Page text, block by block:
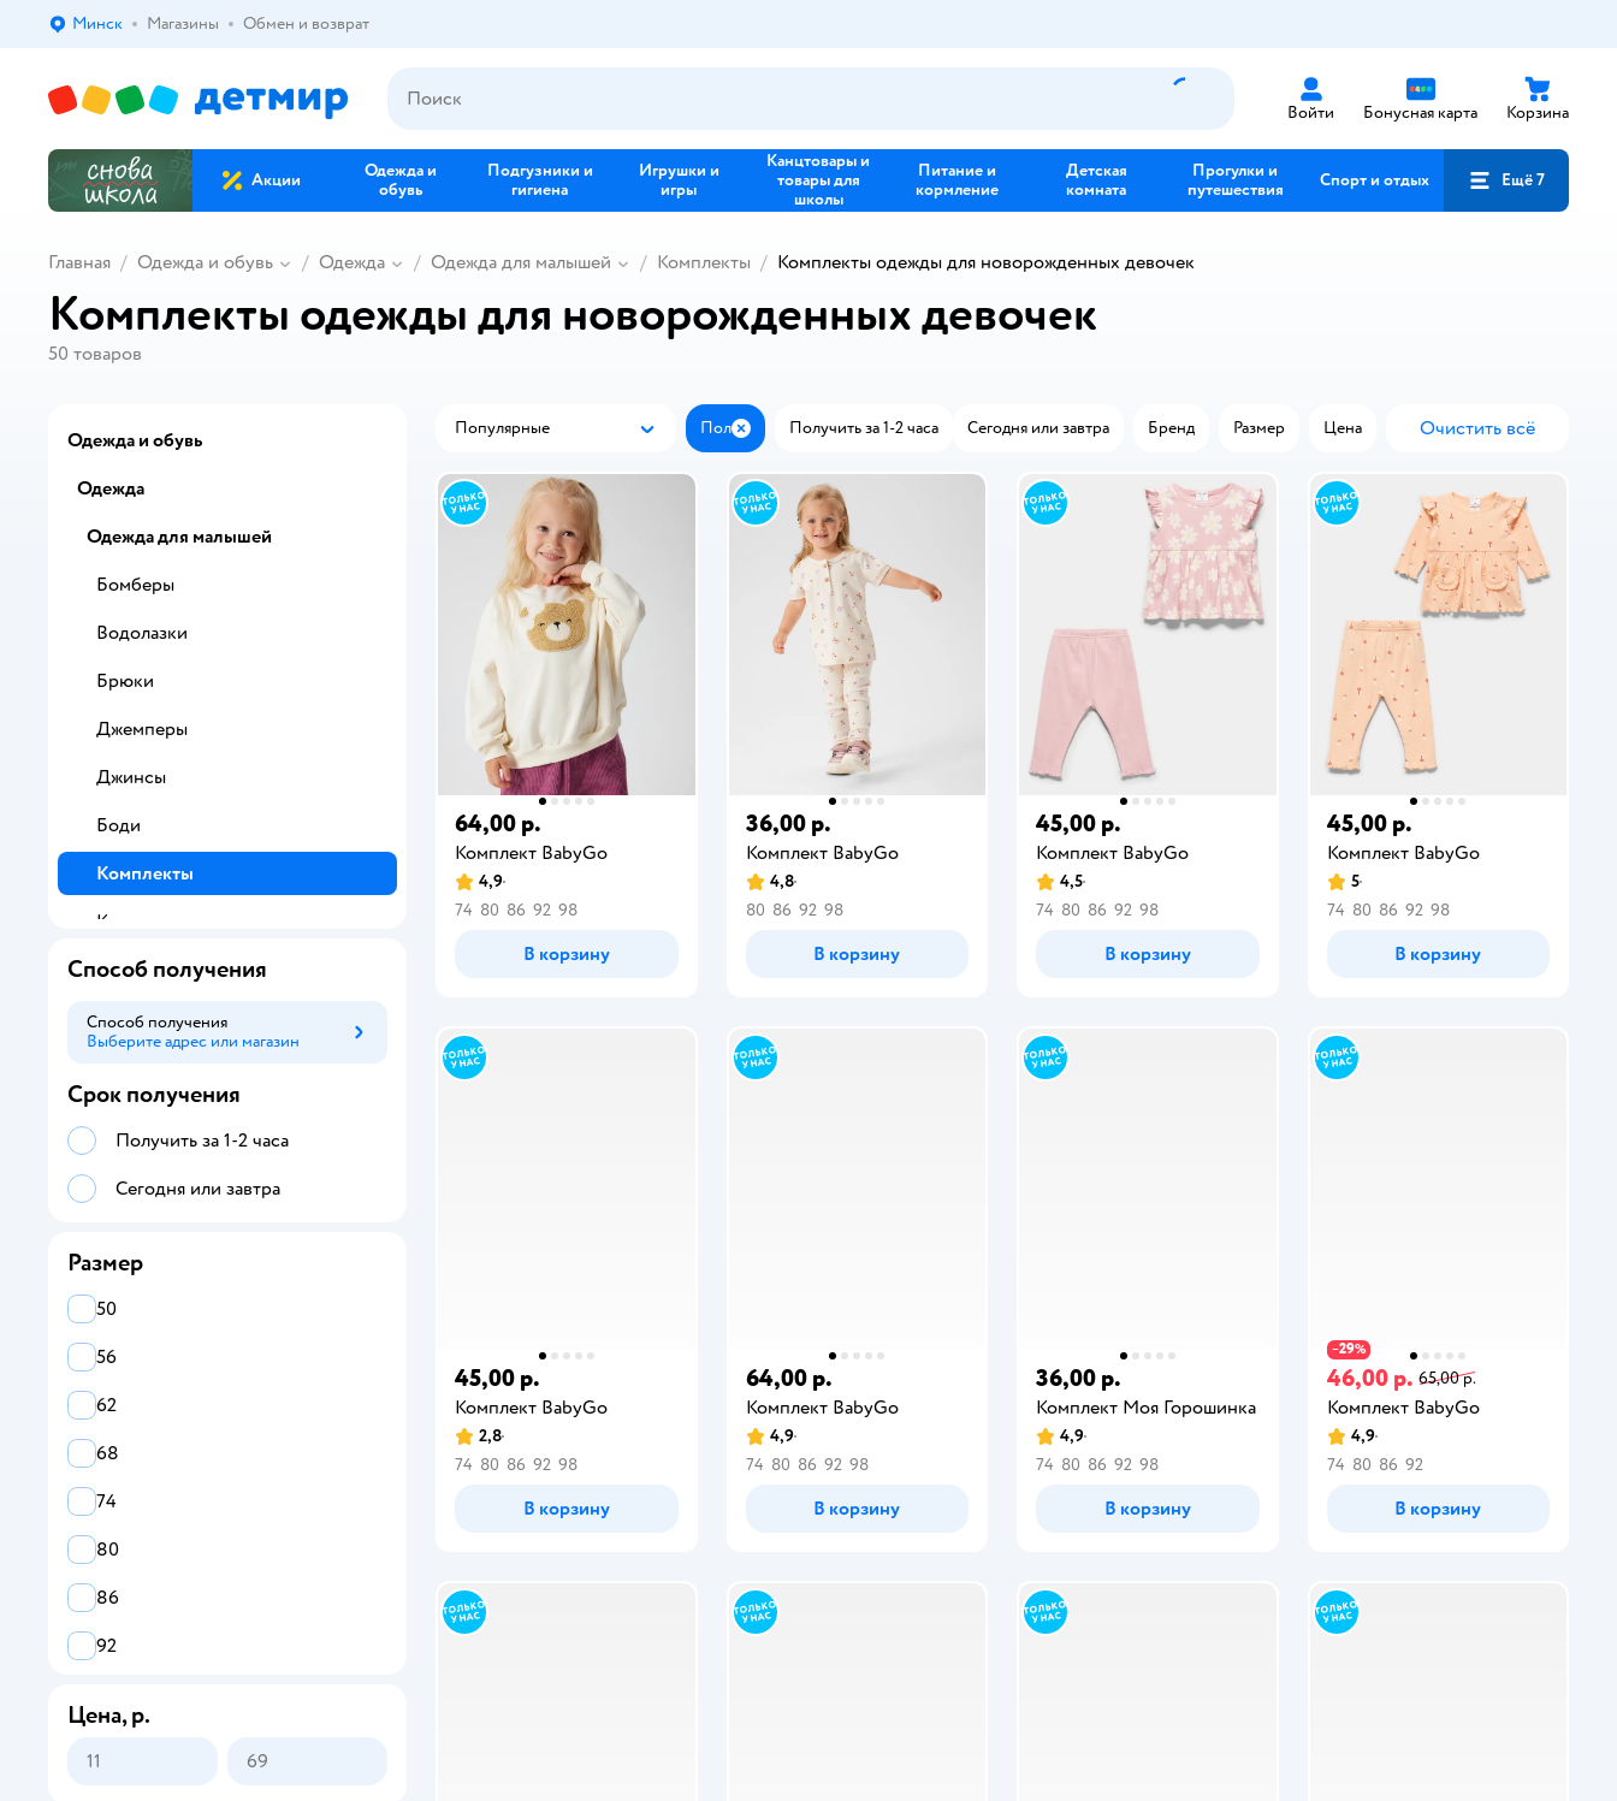
Выбор адреса доставки.
Минск Магазины Обмен и возврат
Войти Бонусная карта Корзина
Акции
Одежда и
обувь
Подгузники и
гигиена
Игрушки и
игры
Канцтовары и
товары для
школы
Питание и
кормление
Детская
комната
Прогулки и
путешествия
Спорт и отдых Ещё 7
Главная Одежда и обувь Одежда Одежда для малышей Комплекты Комплекты одежды для новорожденных девочек
Комплекты одежды для новорожденных девочек
50 товаров
Популярные
Популярные Пол ЗакрытьПолучить за 1-2 часа Сегодня или завтра Бренд Размер Цена Очистить всё
64,00 р.
Комплект BabyGo
4,9
74 80 86 92 98
В корзину
36,00 р.
Комплект BabyGо
4,8
80 86 92 98
В корзину
45,00 р.
Комплект BabyGо
4,5
74 80 86 92 98
В корзину
45,00 р.
Комплект BabyGо
5
74 80 86 92 98
В корзину
45,00 р.
Комплект BabyGо
2,8
74 80 86 92 98
В корзину
64,00 р.
Комплект BabyGо
4,9
74 80 86 92 98
В корзину
36,00 р.
Комплект Моя Горошинка
4,9
74 80 86 92 98
В корзину
−29%
46,00 р. 65,00 р.
Комплект BabyGо
4,9
74 80 86 92
В корзину
Одежда и обувь
Одежда
Одежда для малышей
Бомберы
Водолазки
Брюки
Джемперы
Джинсы
Боди
Комплекты
Кардиганы
Комбинезоны
Легинсы
Рубашки
Сарафаны
Свитшоты
Толстовки
Футболки
Шорты
Комбинезоны утепленные
Чепчики
Распашонки
Способ получения
Способ получения
Выберите адрес или магазин
Способ получения
Срок получения
Получить за 1-2 часа
Сегодня или завтра
Размер
50
56
62
68
74
80
86
92
Цена, р.